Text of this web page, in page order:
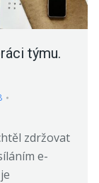
týmu.
zdržovat
e-